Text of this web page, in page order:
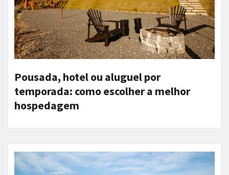
Pousada, hotel ou aluguel por
temporada: como escolher a melhor
hospedagem